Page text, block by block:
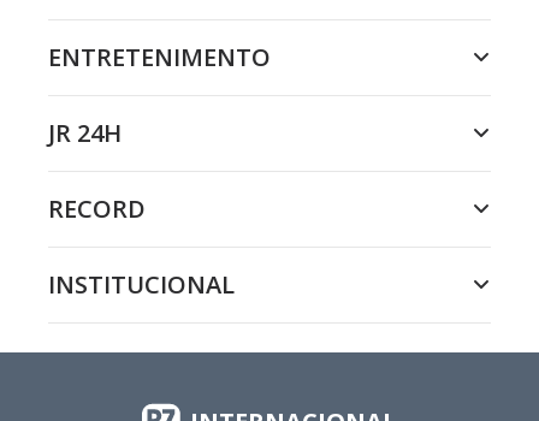
ENTRETENIMENTO
JR 24H
RECORD
INSTITUCIONAL